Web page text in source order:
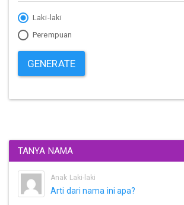
Laki-laki
Perempuan
GENERATE
TANYA NAMA
Anak Laki-laki
Arti dari nama ini apa?